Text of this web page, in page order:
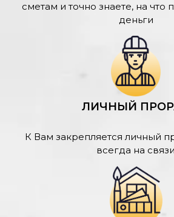
сметам и точно знаете, на что
деньги
ЛИЧНЫЙ
К Вам закрепляется личный
всегда на связи